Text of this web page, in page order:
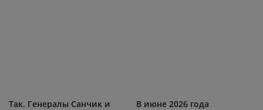
Так. Генералы Санчик и
В июне 2026 года